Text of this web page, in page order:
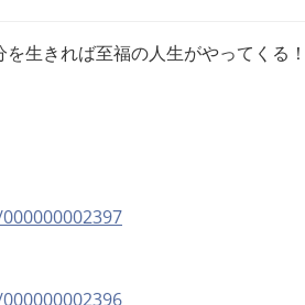
生きれば至福の人生がやってくる